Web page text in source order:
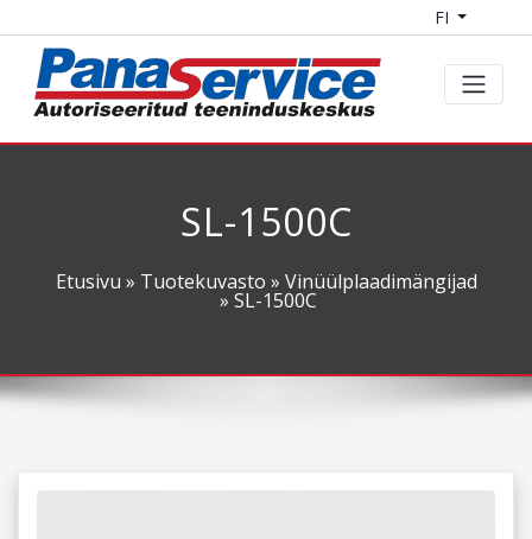
FI
SL-1500C
Etusivu » Tuotekuvasto » Vinüülplaadimängijad
» SL-1500C